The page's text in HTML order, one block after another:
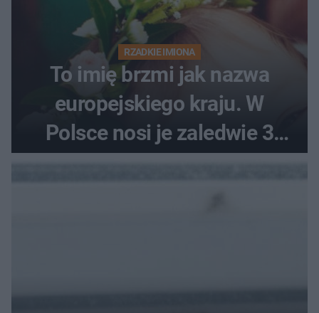
RZADKIE IMIONA
To imię brzmi jak nazwa
europejskiego kraju. W
Polsce nosi je zaledwie 3